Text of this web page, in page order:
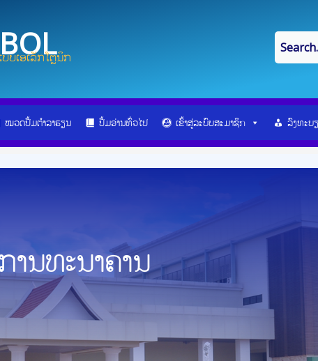
ບເອເລັກໂຕຼນິກ
ໝວດປື້ມຕຳລາຮຽນ ປື້ມອ່ານທົ່ວໄປ ເຂົ້າສູ່ລະບົບສະມາຊິກ ລົງທະບ
ນທະນາຄານ